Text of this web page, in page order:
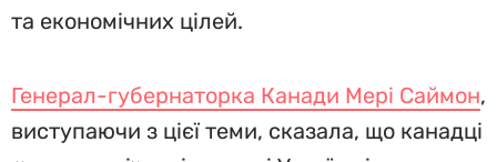
та економічних цілей.
Генерал-губернаторка Канади Мері Саймон,
виступаючи з цієї теми, сказала, що канадці